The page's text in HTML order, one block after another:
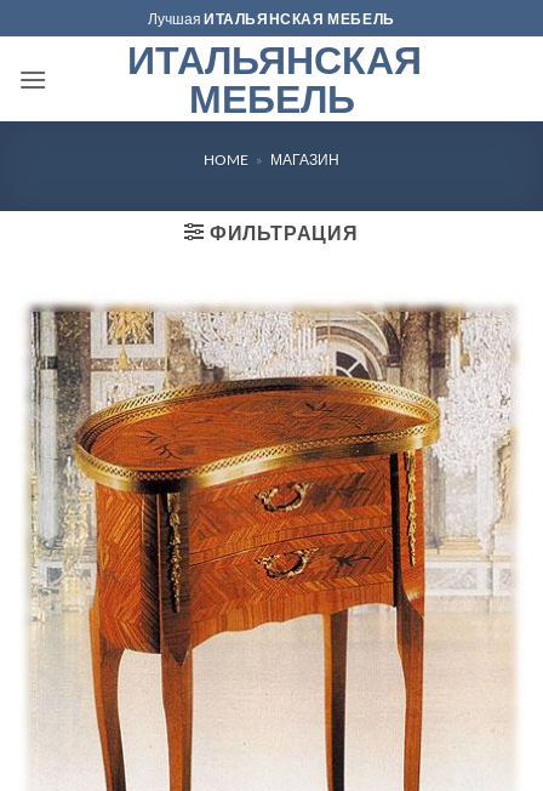
to
content
ЛучшаяИТАЛЬЯНСКАЯ МЕБЕЛЬ
ИТАЛЬЯНСКАЯ
МЕБЕЛЬ
HOME » МАГАЗИН
ФИЛЬТРАЦИЯ